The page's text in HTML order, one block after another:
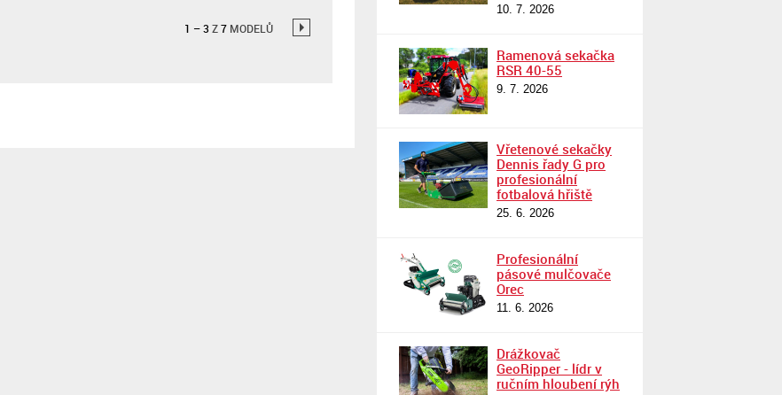
→
1 –3 Z7 MODELŮ
10. 7. 2026
Ramenová sekačka
RSR 40-55
9. 7. 2026
Vřetenové sekačky
Dennis řady G pro
profesionální
fotbalová hřiště
25. 6. 2026
Profesionální
pásové mulčovače
Orec
11. 6. 2026
Drážkovač
GeoRipper - lídr v
ručním hloubení rýh